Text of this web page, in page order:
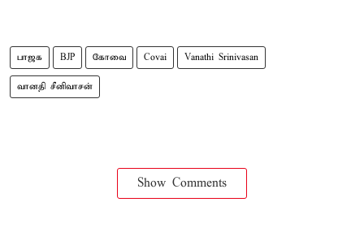
பாஜக BJP கோவை Covai Vanathi Srinivasan
வானதி சீனிவாசன்
Show Comments